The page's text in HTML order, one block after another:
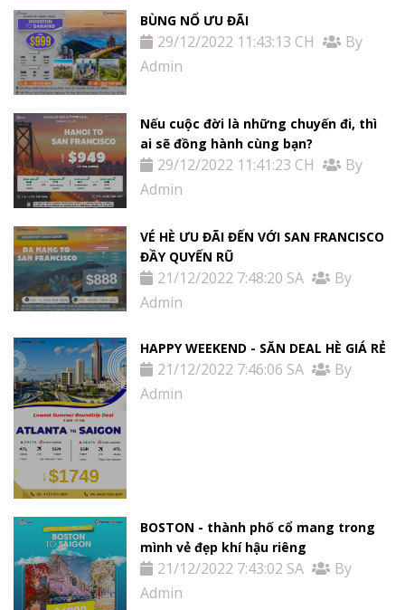
BÙNG NỔ ƯU ĐÃI
29/12/2022 11:43:13 CH
By
Admin
Nếu cuộc đời là những chuyến đi, thì
ai sẽ đồng hành cùng bạn?
29/12/2022 11:41:23 CH
By
Admin
VÉ HÈ ƯU ĐÃI ĐẾN VỚI SAN FRANCISCO
ĐẦY QUYẾN RŨ
21/12/2022 7:48:20 SA
By
Admin
HAPPY WEEKEND - SĂN DEAL HÈ GIÁ RẺ
21/12/2022 7:46:06 SA
By
Admin
BOSTON - thành phố cổ mang trong
mình vẻ đẹp khí hậu riêng
21/12/2022 7:43:02 SA
By
Admin